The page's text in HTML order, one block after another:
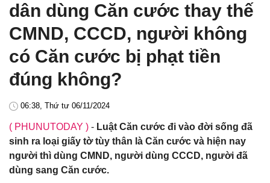
dân dùng Căn cước thay thế
CMND, CCCD, người không
có Căn cước bị phạt tiền
đúng không?
06:38, Thứ tư 06/11/2024
( PHUNUTODAY ) - Luật Căn cước đi vào đời sống đã
sinh ra loại giấy tờ tùy thân là Căn cước và hiện nay
người thì dùng CMND, người dùng CCCD, người đã
dùng sang Căn cước.